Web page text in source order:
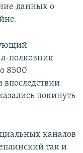
данных о
полковник
8500
покинуть
каналов
так и